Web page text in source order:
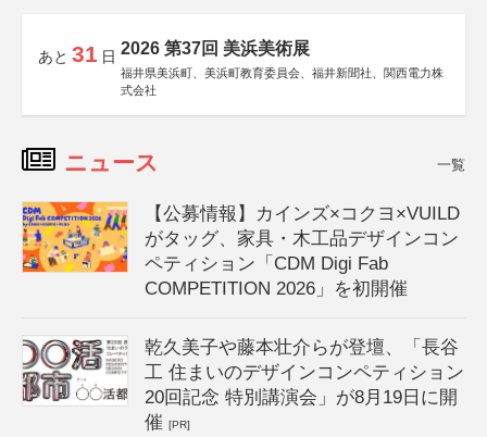
あと 31 日 2026 第37回 美浜美術展
福井県美浜町、美浜町教育委員会、福井新聞社、関西電力株
式会社
ニュース 一覧
【公募情報】カインズ×コクヨ×VUILD
がタッグ、家具・木工品デザインコン
ペティション「CDM Digi Fab
COMPETITION 2026」を初開催
乾久美子や藤本壮介らが登壇、「長谷
工 住まいのデザインコンペティション
20回記念 特別講演会」が8月19日に開
催[PR]